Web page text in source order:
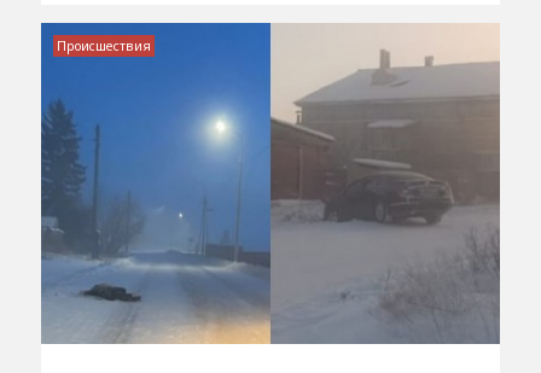
Происшествия